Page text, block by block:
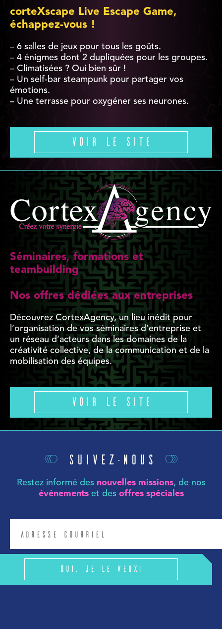
corteXscape Live Escape Game,
échappez-vous !
– 6 salles de jeux pour tous les goûts.
– 4 énigmes dont 2 dupliquées pour les groupes.
– Climatisées ? Oui bien sûr !
– Un self-bar steampunk pour partager vos
émotions.
– Une terrasse pour oxygéner ses neurones.
Voir le site
Séminaires, formations et
teambuilding
Nos offres dédiées aux entreprises
Découvrez CortexAgency, un lieu inédit pour
l’organisation de vos séminaires d’entreprise et
un réseau d’acteurs dans les domaines de la
créativité collective, de la communication et de la
mobilisation des équipes.
Voir le site
Suivez-nous
Restez informé des nouvelles missions, de nos
événementset des offres spéciales
Oui, je le veux!